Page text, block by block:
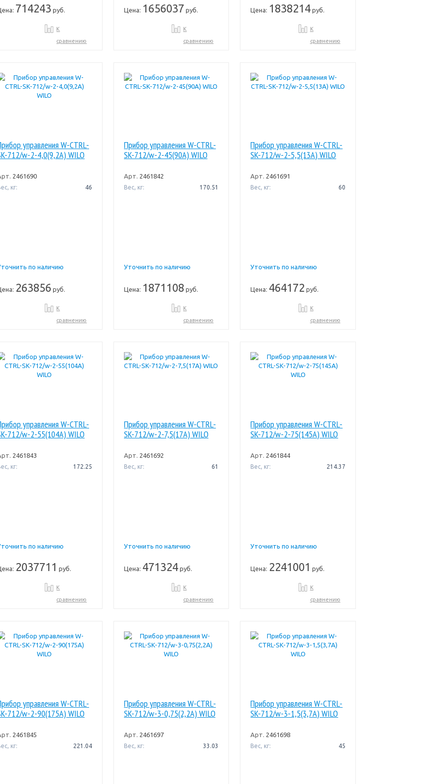
714243 руб.
К
сравнению
Цена: 1656037 руб.
К
сравнению
Цена: 1838214 руб.
К
сравнению
управления W-CTRL-
712/w-2-4,0(9,2A) WILO
2461690
кг: 46
по наличию
263856 руб.
К
сравнению
Прибор управления W-CTRL-
SK-712/w-2-45(90A) WILO
Арт. 2461842
Вес, кг: 170.51
Уточнить по наличию
Цена: 1871108 руб.
К
сравнению
Прибор управления W-CTRL-
SK-712/w-2-5,5(13A) WILO
Арт. 2461691
Вес, кг: 60
Уточнить по наличию
Цена: 464172 руб.
К
сравнению
управления W-CTRL-
712/w-2-55(104A) WILO
2461843
кг: 172.25
по наличию
2037711 руб.
К
сравнению
Прибор управления W-CTRL-
SK-712/w-2-7,5(17A) WILO
Арт. 2461692
Вес, кг: 61
Уточнить по наличию
Цена: 471324руб.
К
сравнению
Прибор управления W-CTRL-
SK-712/w-2-75(145A) WILO
Арт. 2461844
Вес, кг: 214.37
Уточнить по наличию
Цена: 2241001 руб.
К
сравнению
управления W-CTRL-
712/w-2-90(175A) WILO
2461845
кг: 221.04
Прибор управления W-CTRL-
SK-712/w-3-0,75(2,2A) WILO
Арт. 2461697
Вес, кг: 33.03
Прибор управления W-CTRL-
SK-712/w-3-1,5(3,7A) WILO
Арт. 2461698
Вес, кг: 45